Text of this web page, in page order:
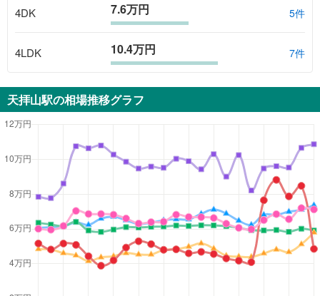
4DK 7.6万円 5件
4LDK 10.4万円 7件
天拝山駅の相場推移グラフ